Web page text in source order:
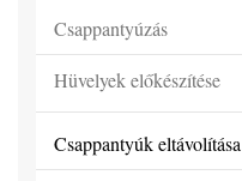
Csappantyúzás
Hüvelyek előkészítése
Csappantyúk eltávolítása